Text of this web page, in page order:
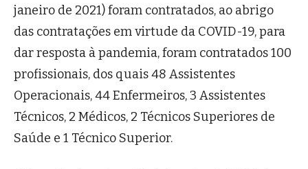
janeiro de 2021) foram contratados, ao abrigo
das contratações em virtude da COVID-19, para
dar resposta à pandemia, foram contratados 100
profissionais, dos quais 48 Assistentes
Operacionais, 44 Enfermeiros, 3 Assistentes
Técnicos, 2 Médicos, 2 Técnicos Superiores de
Saúde e 1 Técnico Superior.